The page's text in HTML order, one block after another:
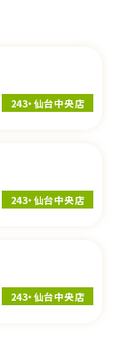
243・仙台中央店
243・仙台中央店
243・仙台中央店